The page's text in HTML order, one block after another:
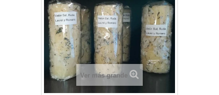
Ver más grande